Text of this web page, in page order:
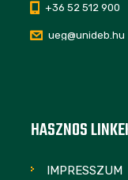
+36 52 512 900
ueg@unideb.hu
HASZNOS
IMPRESSZUM